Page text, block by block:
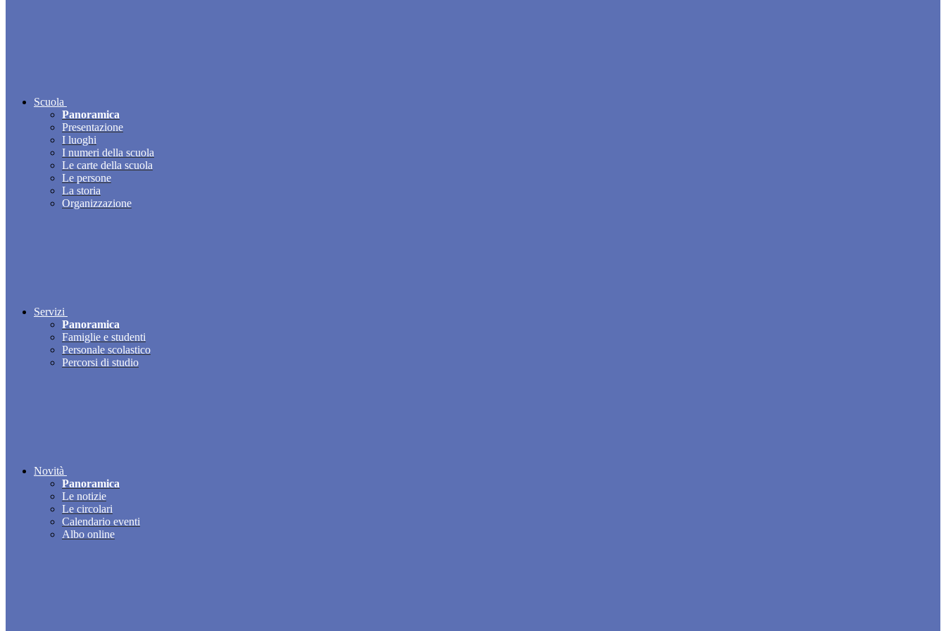
Scuola
Panoramica
Presentazione
I luoghi
I numeri della scuola
Le carte della scuola
Le persone
La storia
Organizzazione
Servizi
Panoramica
Famiglie e studenti
Personale scolastico
Percorsi di studio
Novità
Panoramica
Le notizie
Le circolari
Calendario eventi
Albo online